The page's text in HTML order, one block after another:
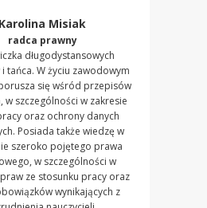
Karolina Misiak
radca prawny
długodystansowych
tańca. W życiu zawodowym
się wśród przepisów
w szczególności w zakresie
oraz ochrony danych
Posiada także wiedzę w
szeroko pojętego prawa
w szczególności w
ze stosunku pracy oraz
wynikających z